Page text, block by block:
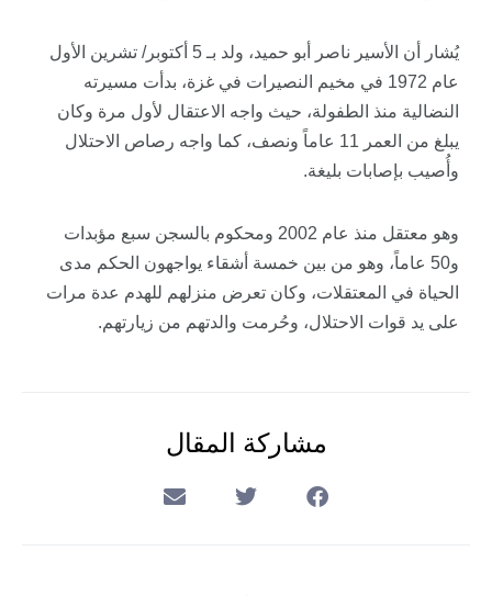
يُشار أن الأسير ناصر أبو حميد، ولد بـ 5 أكتوبر/ تشرين الأول
عام 1972 في مخيم النصيرات في غزة، بدأت مسيرته
النضالية منذ الطفولة، حيث واجه الاعتقال لأول مرة وكان
يبلغ من العمر 11 عاماً ونصف، كما واجه رصاص الاحتلال
وأُصيب بإصابات بليغة.
وهو معتقل منذ عام 2002 ومحكوم بالسجن سبع مؤبدات
و50 عاماً، وهو من بين خمسة أشقاء يواجهون الحكم مدى
الحياة في المعتقلات، وكان تعرض منزلهم للهدم عدة مرات
على يد قوات الاحتلال، وحُرمت والدتهم من زيارتهم.
مشاركة المقال